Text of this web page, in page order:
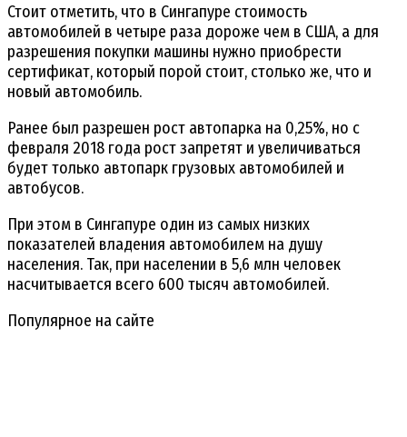
Стоит отметить, что в Сингапуре стоимость
автомобилей в четыре раза дороже чем в США, а для
разрешения покупки машины нужно приобрести
сертификат, который порой стоит, столько же, что и
новый автомобиль.
Ранее был разрешен рост автопарка на 0,25%, но с
февраля 2018 года рост запретят и увеличиваться
будет только автопарк грузовых автомобилей и
автобусов.
При этом в Сингапуре один из самых низких
показателей владения автомобилем на душу
населения. Так, при населении в 5,6 млн человек
насчитывается всего 600 тысяч автомобилей.
Популярное на сайте